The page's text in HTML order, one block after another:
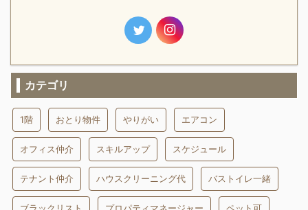
カテゴリ
1階 おとり物件 やりがい エアコン
オフィス仲介 スキルアップ スケジュール
テナント仲介 ハウスクリーニング代 バストイレ一緒